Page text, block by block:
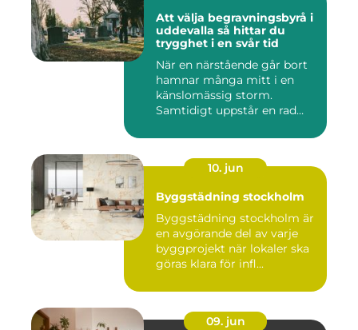
Att välja begravningsbyrå i
uddevalla så hittar du
trygghet i en svår tid
När en närstående går bort
hamnar många mitt i en
känslomässig storm.
Samtidigt uppstår en rad
10. jun
Byggstädning stockholm
Byggstädning stockholm är
en avgörande del av varje
byggprojekt när lokaler ska
göras klara för infl...
09. jun